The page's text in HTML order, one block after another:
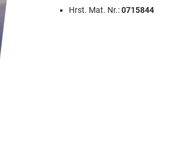
Hrst. Mat. Nr.:0715844